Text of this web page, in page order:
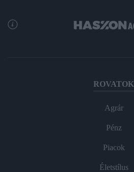
ROVATOK
Agrár
Pénz
Piacok
Életstílus